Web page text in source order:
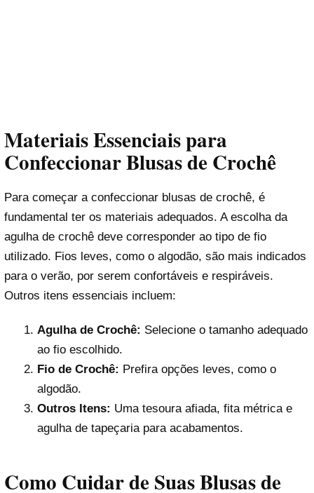
Materiais Essenciais para
Confeccionar Blusas de Crochê
Para começar a confeccionar blusas de crochê, é
fundamental ter os materiais adequados. A escolha da
agulha de crochê deve corresponder ao tipo de fio
utilizado. Fios leves, como o algodão, são mais indicados
para o verão, por serem confortáveis e respiráveis.
Outros itens essenciais incluem:
Agulha de Crochê: Selecione o tamanho adequado
ao fio escolhido.
Fio de Crochê: Prefira opções leves, como o
algodão.
Outros Itens: Uma tesoura afiada, fita métrica e
agulha de tapeçaria para acabamentos.
Como Cuidar de Suas Blusas de